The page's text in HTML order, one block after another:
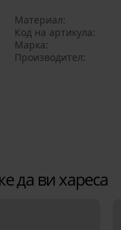
Материал
Код на артикула
Марка
Производител
да ви хареса